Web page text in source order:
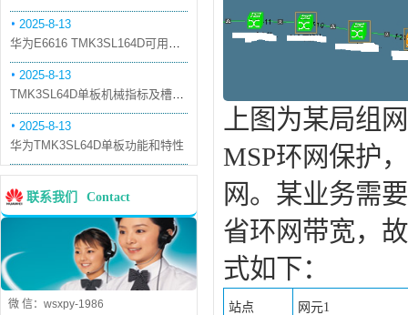
2025-8-13
华为E6616 TMK3SL164D可用万兆光模块
2025-8-13
TMK3SL64D单板机械指标及槽位介绍
2025-8-13
华为TMK3SL64D单板功能和特性
联系我们 Contact
微 信：wsxpy-1986
上图为某局组
MSP环网保护
网。某业务需
省环网带宽，
式如下：
站点 网元1